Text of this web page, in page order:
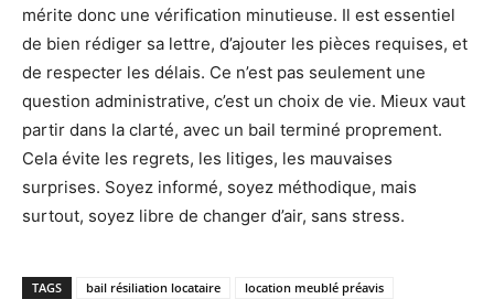
mérite donc une vérification minutieuse. Il est essentiel
de bien rédiger sa lettre, d’ajouter les pièces requises, et
de respecter les délais. Ce n’est pas seulement une
question administrative, c’est un choix de vie. Mieux vaut
partir dans la clarté, avec un bail terminé proprement.
Cela évite les regrets, les litiges, les mauvaises
surprises. Soyez informé, soyez méthodique, mais
surtout, soyez libre de changer d’air, sans stress.
TAGS bail résiliation locataire
location meublé préavis